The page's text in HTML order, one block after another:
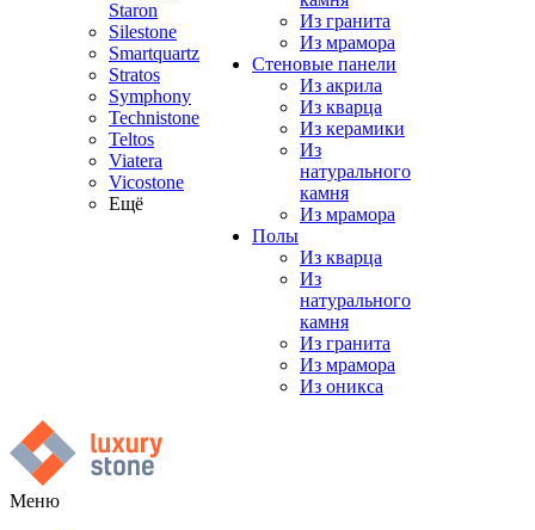
Staron
Silestone
Smartquartz
Stratos
Symphony
Technistone
Teltos
Viatera
Vicostone
Ещё
Из гранита
Из мрамора
Стеновые панели
Из акрила
Из кварца
Из керамики
Из
натурального
камня
Из мрамора
Полы
Из кварца
Из
натурального
камня
Из гранита
Из мрамора
Из оникса
Меню